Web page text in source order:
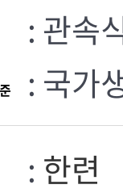
: 관속
: 국가
: 한련